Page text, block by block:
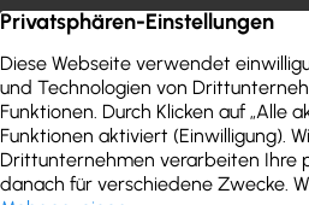
Mietverwaltung
Finanzierung
Aktuelles
Immobilien-Ratgeber